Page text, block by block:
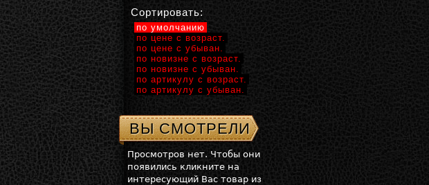
Сортировать:
по умолчанию
по цене с возраст.
по цене с убыван.
по новизне с возраст.
по новизне с убыван.
по артикулу с возраст.
по артикулу с убыван.
ВЫ СМОТРЕЛИ
Просмотров нет. Чтобы они
появились кликните на
интересующий Вас товар из